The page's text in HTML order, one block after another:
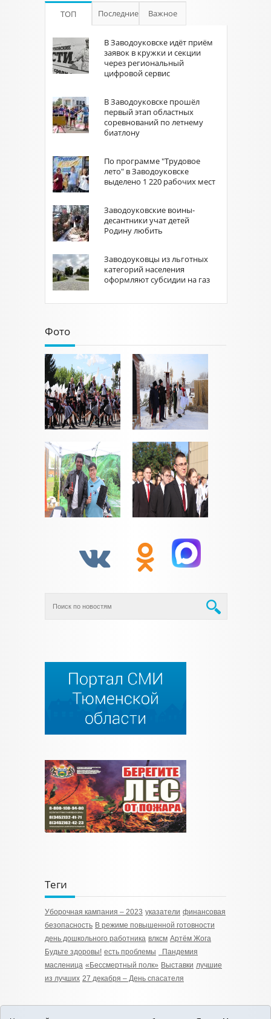
ТОП Последние Важное
В Заводоуковске идёт приём
заявок в кружки и секции
через региональный
цифровой сервис
В Заводоуковске прошёл
первый этап областных
соревнований по летнему
биатлону
По программе "Трудовое
лето" в Заводоуковске
выделено 1 220 рабочих мест
Заводоуковские воины-
десантники учат детей
Родину любить
Заводоуковцы из льготных
категорий населения
оформляют субсидии на газ
Фото
Теги
Уборочная кампания – 2023 указатели финансовая
безопасность В режиме повышенной готовности
день дошкольного работника влксм Артём Жога
Будьте здоровы! есть проблемы
­­ Пандемия
масленица «Бессмертный полк» Выставки лучшие
из лучших 27 декабря – День спасателя